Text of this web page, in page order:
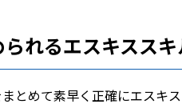
れるエスキスス
とめて素早く正確にエスキ